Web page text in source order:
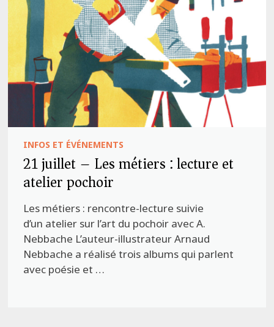
INFOS ET ÉVÉNEMENTS
21 juillet – Les métiers : lecture et
atelier pochoir
Les métiers : rencontre-lecture suivie
d’un atelier sur l’art du pochoir avec A.
Nebbache L’auteur-illustrateur Arnaud
Nebbache a réalisé trois albums qui parlent
avec poésie et …